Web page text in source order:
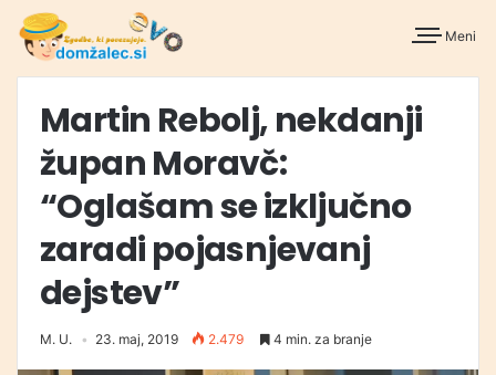
Meni
Martin Rebolj, nekdanji
župan Moravč:
“Oglašam se izključno
zaradi pojasnjevanj
dejstev”
M. U. 23. maj, 2019 2.479 4 min. za branje